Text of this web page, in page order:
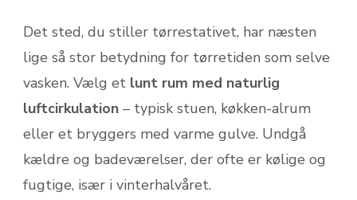
Det sted, du stiller tørrestativet, har næsten
lige så stor betydning for tørretiden som selve
vasken. Vælg et lunt rum med naturlig
luftcirkulation – typisk stuen, køkken-alrum
eller et bryggers med varme gulve. Undgå
kældre og badeværelser, der ofte er kølige og
fugtige, især i vinterhalvåret.